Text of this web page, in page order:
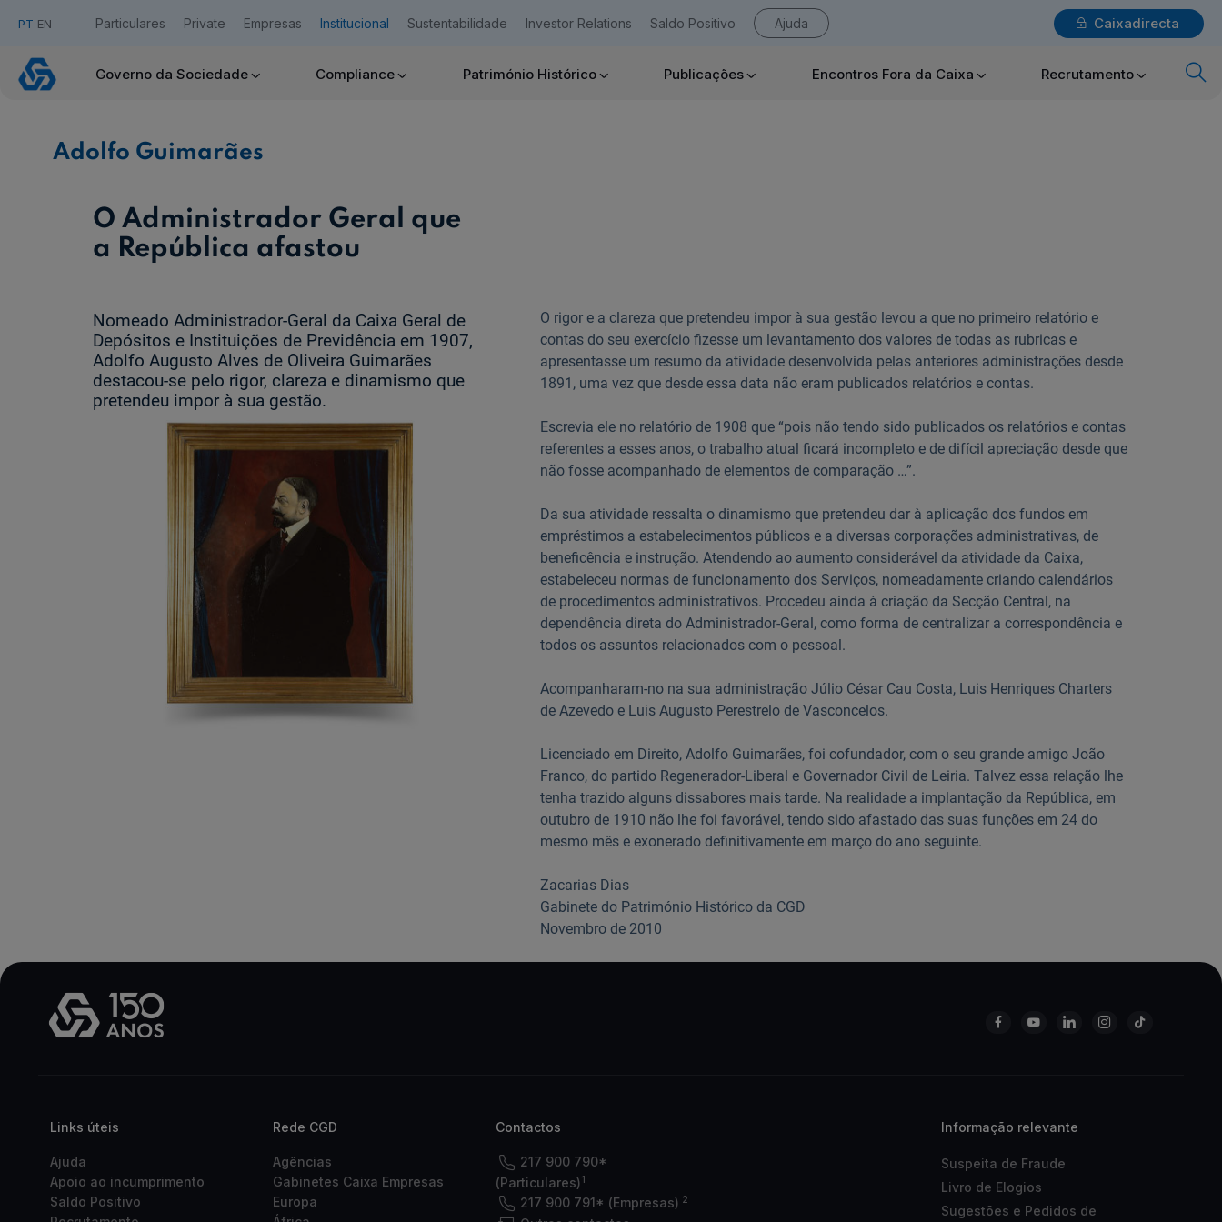
PT EN Particulares Private Empresas Institucional Sustentabilidade Investor Relations Saldo Positivo Ajuda Caixadirecta
Login
x
Saiba mais sobre a Chave Móvel Digital
Quero ser cliente:
Faça download da App Caixadirecta
Registo fornecedor confirming
Adolfo
Guimarães
Governo da Sociedade Compliance Património Histórico Publicações Encontros Fora da Caixa Recrutamento
Adolfo Guimarães
O Administrador Geral que
a República afastou
Nomeado Administrador-Geral da Caixa Geral de
Depósitos e Instituições de Previdência em 1907,
Adolfo Augusto Alves de Oliveira Guimarães
destacou-se pelo rigor, clareza e dinamismo que
pretendeu impor à sua gestão.
O rigor e a clareza que pretendeu impor à sua gestão levou a que no primeiro relatório e
contas do seu exercício fizesse um levantamento dos valores de todas as rubricas e
apresentasse um resumo da atividade desenvolvida pelas anteriores administrações desde
1891, uma vez que desde essa data não eram publicados relatórios e contas.
Escrevia ele no relatório de 1908 que “pois não tendo sido publicados os relatórios e contas
referentes a esses anos, o trabalho atual ficará incompleto e de difícil apreciação desde que
não fosse acompanhado de elementos de comparação …”.
Da sua atividade ressalta o dinamismo que pretendeu dar à aplicação dos fundos em
empréstimos a estabelecimentos públicos e a diversas corporações administrativas, de
beneficência e instrução. Atendendo ao aumento considerável da atividade da Caixa,
estabeleceu normas de funcionamento dos Serviços, nomeadamente criando calendários
de procedimentos administrativos. Procedeu ainda à criação da Secção Central, na
dependência direta do Administrador-Geral, como forma de centralizar a correspondência e
todos os assuntos relacionados com o pessoal.
Acompanharam-no na sua administração Júlio César Cau Costa, Luis Henriques Charters
de Azevedo e Luis Augusto Perestrelo de Vasconcelos.
Licenciado em Direito, Adolfo Guimarães, foi cofundador, com o seu grande amigo João
Franco, do partido Regenerador-Liberal e Governador Civil de Leiria. Talvez essa relação lhe
tenha trazido alguns dissabores mais tarde. Na realidade a implantação da República, em
outubro de 1910 não lhe foi favorável, tendo sido afastado das suas funções em 24 do
mesmo mês e exonerado definitivamente em março do ano seguinte.
Zacarias Dias
Gabinete do Património Histórico da CGD
Novembro de 2010
Links úteis
Ajuda
Apoio ao incumprimento
Saldo Positivo
Rede CGD
Agências
Gabinetes Caixa Empresas
Europa
Contactos
217 900 790*
(Particulares)1
217 900 791* (Empresas) 2
Informação relevante
Suspeita de Fraude
Livro de Elogios
Sugestões e Pedidos de